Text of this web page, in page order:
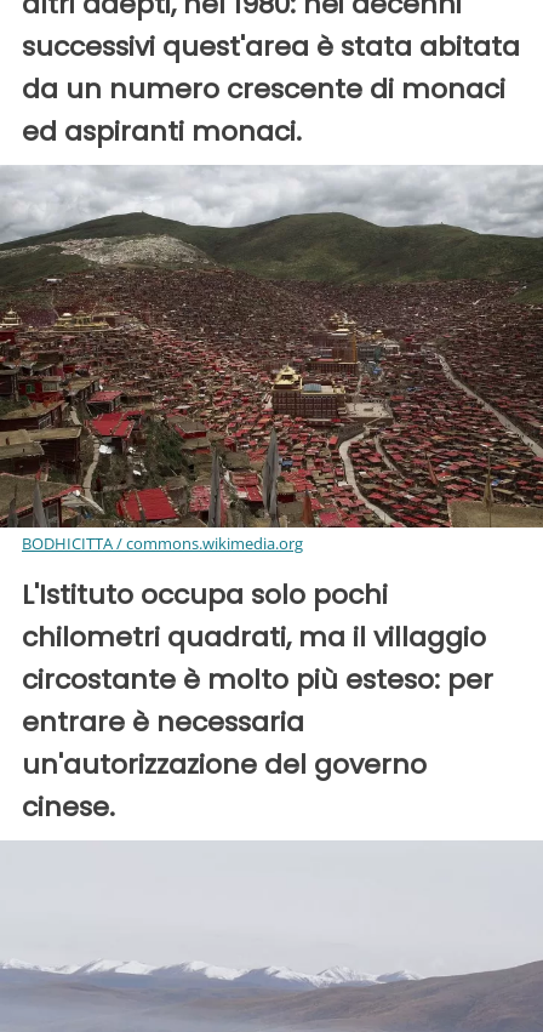
successivi quest'area è stata abitata
da un numero crescente di monaci
ed aspiranti monaci.
BODHICITTA / commons.wikimedia.org
L'Istituto occupa solo pochi
chilometri quadrati, ma il villaggio
circostante è molto più esteso: per
entrare è necessaria
un'autorizzazione del governo
cinese.